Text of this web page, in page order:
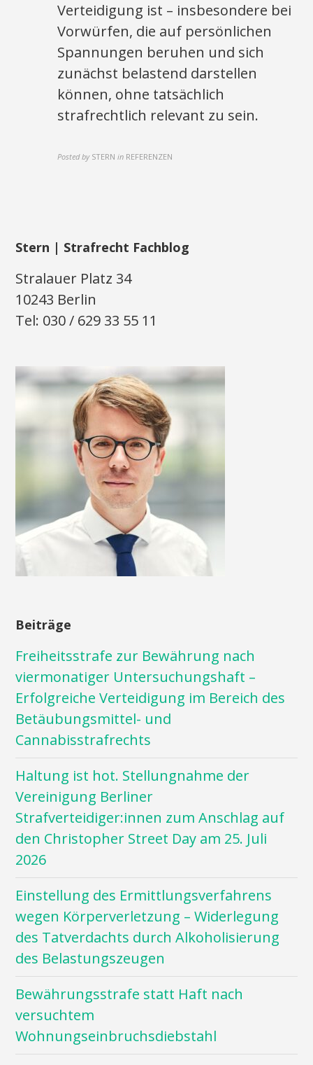
Verteidigung ist – insbesondere bei
Vorwürfen, die auf persönlichen
Spannungen beruhen und sich
zunächst belastend darstellen
können, ohne tatsächlich
strafrechtlich relevant zu sein.
Posted by STERN in REFERENZEN
Stern | Strafrecht Fachblog
Stralauer Platz 34
10243 Berlin
Tel: 030 / 629 33 55 11
Beiträge
Freiheitsstrafe zur Bewährung nach
viermonatiger Untersuchungshaft –
Erfolgreiche Verteidigung im Bereich des
Betäubungsmittel- und
Cannabisstrafrechts
Haltung ist hot. Stellungnahme der
Vereinigung Berliner
Strafverteidiger:innen zum Anschlag auf
den Christopher Street Day am 25. Juli
2026
Einstellung des Ermittlungsverfahrens
wegen Körperverletzung – Widerlegung
des Tatverdachts durch Alkoholisierung
des Belastungszeugen
Bewährungsstrafe statt Haft nach
versuchtem
Wohnungseinbruchsdiebstahl